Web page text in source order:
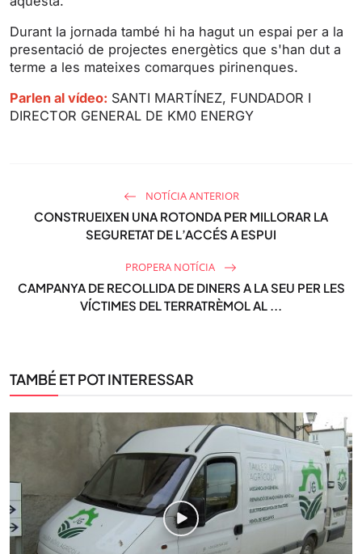
e
n
Durant la jornada també hi ha hagut un espai per a la
presentació de projectes energètics que s'han dut a
terme a les mateixes comarques pirinenques.
Parlen al vídeo: SANTI MARTÍNEZ, FUNDADOR I
DIRECTOR GENERAL DE KM0 ENERGY
NOTÍCIA ANTERIOR
CONSTRUEIXEN UNA ROTONDA PER MILLORAR LA
SEGURETAT DE L’ACCÉS A ESPUI
PROPERA NOTÍCIA
CAMPANYA DE RECOLLIDA DE DINERS A LA SEU PER LES
VÍCTIMES DEL TERRATRÈMOL AL ...
TAMBÉ ET POT INTERESSAR